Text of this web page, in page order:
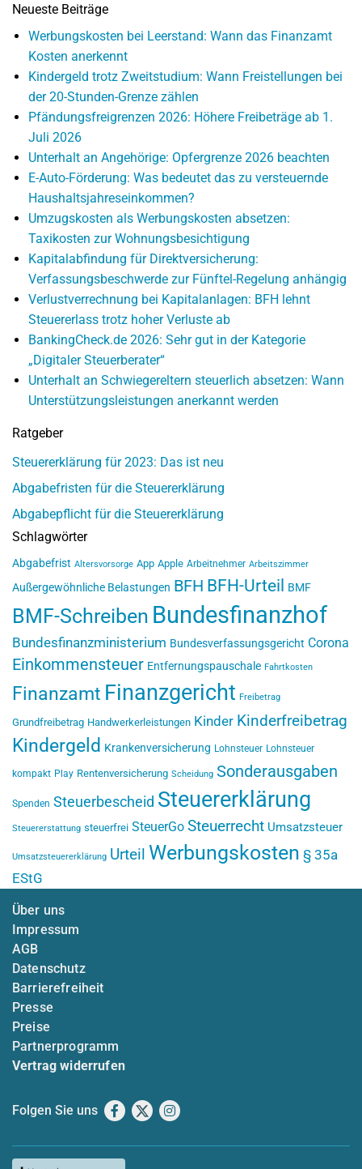
Neueste Beiträge
Werbungskosten bei Leerstand: Wann das Finanzamt
Kosten anerkennt
Kindergeld trotz Zweitstudium: Wann Freistellungen bei
der 20-Stunden-Grenze zählen
Pfändungsfreigrenzen 2026: Höhere Freibeträge ab 1.
Juli 2026
Unterhalt an Angehörige: Opfergrenze 2026 beachten
E-Auto-Förderung: Was bedeutet das zu versteuernde
Haushaltsjahreseinkommen?
Umzugskosten als Werbungskosten absetzen:
Taxikosten zur Wohnungsbesichtigung
Kapitalabfindung für Direktversicherung:
Verfassungsbeschwerde zur Fünftel-Regelung anhängig
Verlustverrechnung bei Kapitalanlagen: BFH lehnt
Steuererlass trotz hoher Verluste ab
BankingCheck.de 2026: Sehr gut in der Kategorie
„Digitaler Steuerberater“
Unterhalt an Schwiegereltern steuerlich absetzen: Wann
Unterstützungsleistungen anerkannt werden
Ratgeber
Steuererklärung für 2023: Das ist neu
Abgabefristen für die Steuererklärung
Abgabepflicht für die Steuererklärung
Schlagwörter
Abgabefrist Altersvorsorge App Apple Arbeitnehmer Arbeitszimmer
Außergewöhnliche Belastungen BFH BFH-Urteil BMF
BMF-Schreiben Bundesfinanzhof
Bundesfinanzministerium Bundesverfassungsgericht Corona
Einkommensteuer Entfernungspauschale Fahrtkosten
Finanzamt Finanzgericht Freibetrag
Grundfreibetrag Handwerkerleistungen Kinder Kinderfreibetrag
Kindergeld Krankenversicherung Lohnsteuer Lohnsteuer
kompakt Play Rentenversicherung Scheidung Sonderausgaben
Spenden Steuerbescheid Steuererklärung
Steuererstattung steuerfrei SteuerGo Steuerrecht Umsatzsteuer
Umsatzsteuererklärung Urteil Werbungskosten § 35a
EStG
Über uns
Impressum
AGB
Datenschutz
Barrierefreiheit
Presse
Preise
Partnerprogramm
Vertrag widerrufen
Folgen Sie uns Facebook
X Instagram